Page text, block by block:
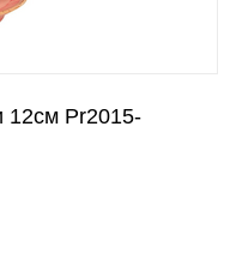
Pr2015-